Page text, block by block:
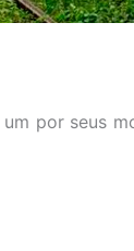
por seus